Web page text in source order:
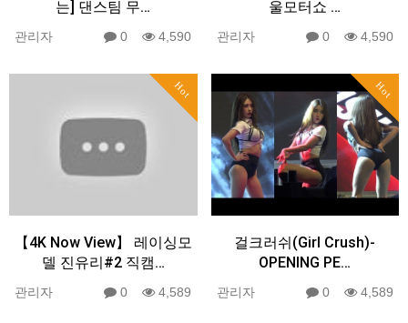
는] 댄스팀 무…
관리자 0 4,590
울모터쇼 …
관리자 0 4,590
Hot
【4K Now View】 레이싱모
델 진유리#2 직캠…
관리자 0 4,589
Hot
걸크러쉬(Girl Crush)-
OPENING PE…
관리자 0 4,589